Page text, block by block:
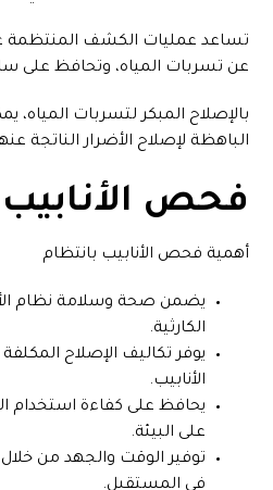
تساعد عمليات الكشف المنتظمة
عن تسربات المياه، وتحافظ على
بالإصلاح المبكر لتسربات المياه،
الباهظة لإصلاح الأضرار الناتجة
فحص الأنابيب
أهمية فحص الأنابيب بانتظام
يضمن صحة وسلامة نظام
الكارثية.
يوفر تكاليف الإصلاح
الأنابيب.
يحافظ على كفاءة استخدام
على البيئة.
توفير الوقت والجهد من
في المستقبل.